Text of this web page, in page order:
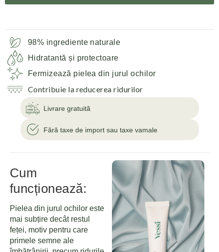
98% ingrediente naturale
Hidratantă și protectoare
Fermizează pielea din jurul ochilor
Contribuie la reducerea ridurilor
Livrare gratuită
Fără taxe de import sau taxe vamale
Cum
funcționează:
Pielea din jurul ochilor este
mai subțire decât restul
feței, motiv pentru care
primele semne ale